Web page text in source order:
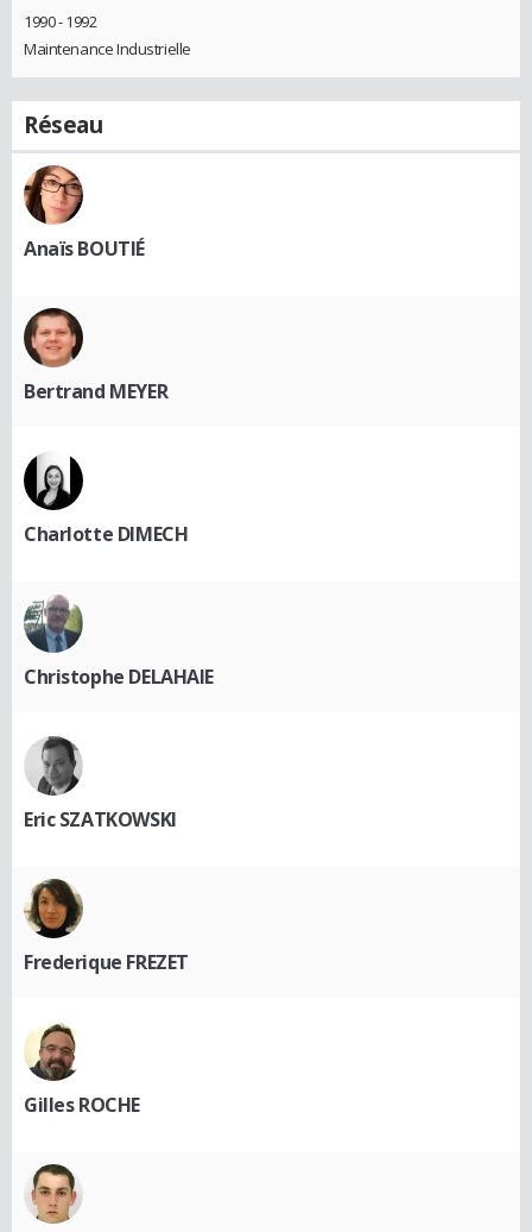
1990 - 1992
Maintenance Industrielle
Réseau
Anaïs BOUTIÉ
Bertrand MEYER
Charlotte DIMECH
Christophe DELAHAIE
Eric SZATKOWSKI
Frederique FREZET
Gilles ROCHE